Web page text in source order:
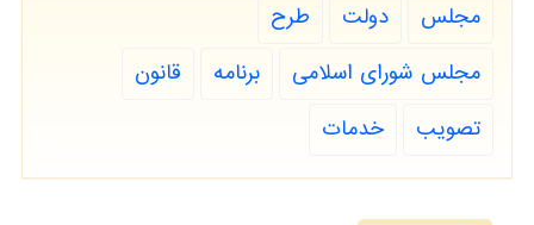
مجلس دولت
طرح
مجلس شورای اسلامی
برنامه
قانون
تصویب
خدمات